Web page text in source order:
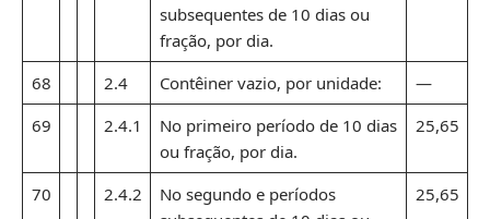
subsequentes de 10 dias ou
fração, por dia.
68 2.4 Contêiner vazio, por unidade:
—
69
2.4.1
No primeiro período de 10 dias
ou fração, por dia.
25,65
70 2.4.2
No segundo e períodos
25,65